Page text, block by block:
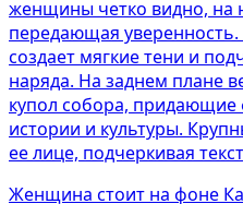
Женщина стоит на фоне